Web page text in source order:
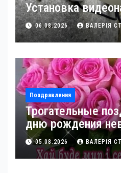
Установка
06.08.2026 ВАЛЕРІЯ
Поздравления
Трогательные
дню рождения
05.08.2026 ВАЛЕРІЯ